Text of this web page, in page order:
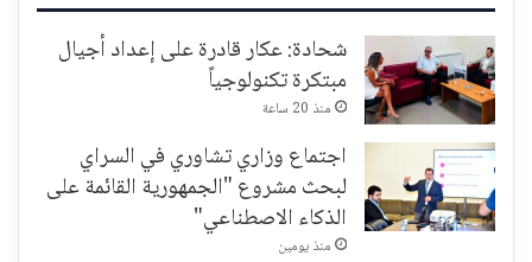
شحادة: عكار قادرة على إعداد أجيال
مبتكرة تكنولوجياً
منذ 20 ساعة
اجتماع وزاري تشاوري في السراي
لبحث مشروع "الجمهورية القائمة على
الذكاء الاصطناعي"
منذ يومين